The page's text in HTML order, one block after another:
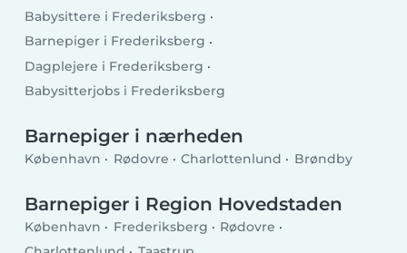
Babysittere i Frederiksberg
Barnepiger i Frederiksberg
Dagplejere i Frederiksberg
Babysitterjobs i Frederiksberg
Barnepiger i nærheden
København Rødovre Charlottenlund Brøndby
Barnepiger i Region Hovedstaden
København Frederiksberg
Rødovre